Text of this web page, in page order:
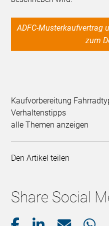
ADFC-Musterkaufvertrag und weitere Informationen
zum
Kaufvorbereitung
Verhaltenstipps
alle Themen anzeigen
Den Artikel teilen
Share Social